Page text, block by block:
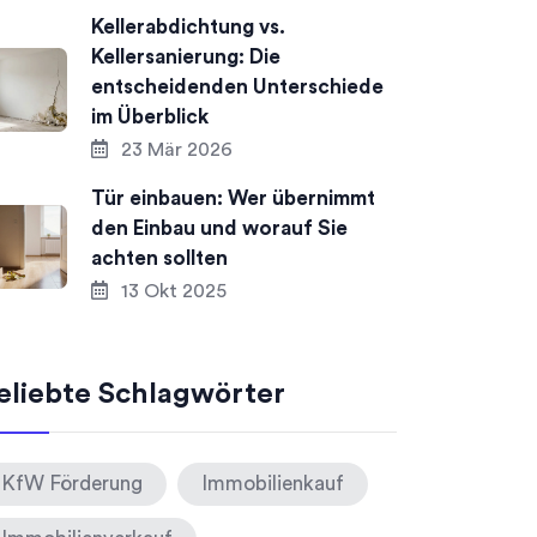
Kellerabdichtung vs.
Kellersanierung: Die
entscheidenden Unterschiede
im Überblick
23 Mär 2026
Tür einbauen: Wer übernimmt
den Einbau und worauf Sie
achten sollten
13 Okt 2025
Schlagwörter
KfW Förderung Immobilienkauf